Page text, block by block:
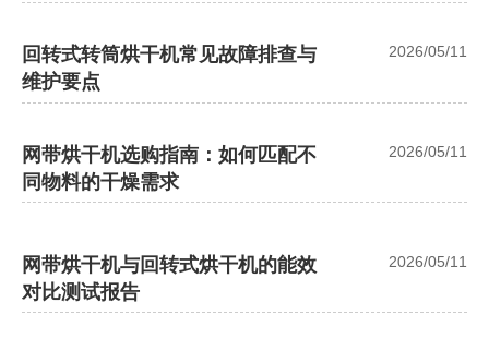
回转式转筒烘干机常见故障排查与
维护要点
2026/05/11
网带烘干机选购指南：如何匹配不
同物料的干燥需求
2026/05/11
网带烘干机与回转式烘干机的能效
对比测试报告
2026/05/11